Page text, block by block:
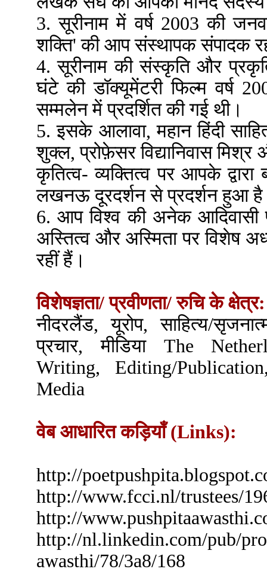
3. सूरीनाम में वर्ष 2003 की
शक्ति' की आप संस्थापक संपादक
4. सूरीनाम की संस्कृति और
घंटे की डॉक्यूमेंटरी फिल्म वर्ष
सम्मलेन में प्रदर्शित की गई थी।
5. इसके आलावा, महान हिंदी
शुक्ल, प्रोफ़ेसर विद्यानिवास
कृतित्व- व्यक्तित्व पर आपके द्वारा
लखनऊ दूरदर्शन से प्रदर्शन हुआ
6. आप विश्व की अनेक आदिवासी
अस्तित्व और अस्मिता पर विशेष
रहीं हैं।
विशेषज्ञता/ प्रवीणता/ रुचि के क्षेत्र:
नीदरलैंड, यूरोप, साहित्य/
प्रचार, मीडिया The
Writing, Editing/
Media
वेब आधारित कड़ियाँ (Links):
http://
http://www.fcci.nl/trustees/
http://
http://nl.linkedin.com/pub/
awasthi/78/3a8/168